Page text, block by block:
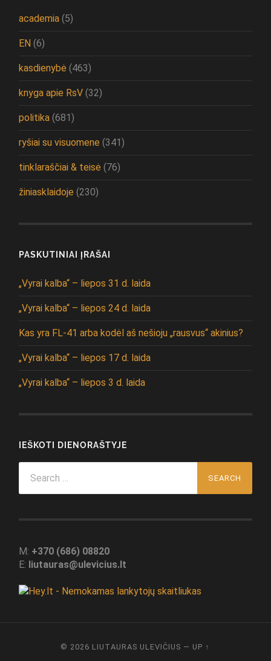
academia (5)
EN (6)
kasdienybė (463)
knyga apie RsV (32)
politika (681)
ryšiai su visuomene (341)
tinklaraščiai & teisė (76)
žiniasklaidoje (230)
PASKUTINIAI ĮRAŠAI
„Vyrai kalba“ – liepos 31 d. laida
„Vyrai kalba“ – liepos 24 d. laida
Kas yra FL-41 arba kodėl aš nešioju „rausvus“ akinius?
„Vyrai kalba“ – liepos 17 d. laida
„Vyrai kalba“ – liepos 3 d. laida
IEŠKOTI DIENORAŠTYJE
for:
M: +370 (686) 08820
E: liutauras@ulevicius.lt
© 2026 LIUTAURAS ULEVIČIUS — UP ↑